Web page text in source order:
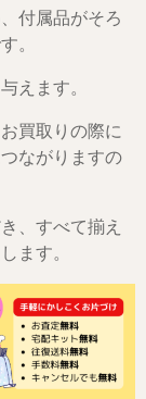
付属品がそろ
。
えます。
買取りの際に
ながりますの
、すべて揃え
ます。